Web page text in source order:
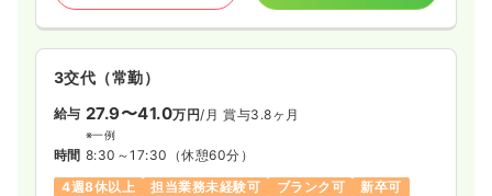
訪問看護正看護師 一般病院
日勤のみ（常勤）
28.9
※経験14年の例
時間 8:30～17:30
3交代（常勤）
給与 27.9〜41.0万円/月 賞与3.8ヶ月
※一例
時間 8:30～17:30 （休憩60分）
4週8休以上
担当業務未経験可 ブランク可
新卒可